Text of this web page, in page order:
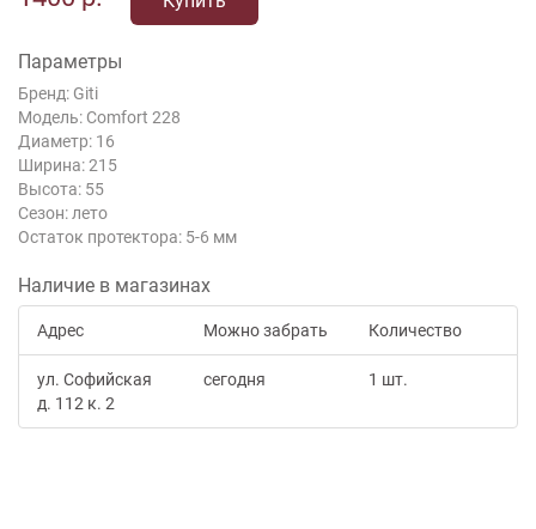
Параметры
Бренд: Giti
Модель: Comfort 228
Диаметр: 16
Ширина: 215
Высота: 55
Сезон: лето
Остаток протектора: 5-6 мм
Наличие в магазинах
Адрес Можно забрать Количество
ул. Софийская
д. 112 к. 2
сегодня 1 шт.